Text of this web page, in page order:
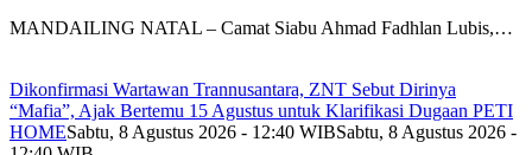
MANDAILING NATAL – Camat Siabu Ahmad Fadhlan Lubis,…
Dikonfirmasi Wartawan Trannusantara, ZNT Sebut Dirinya
“Mafia”, Ajak Bertemu 15 Agustus untuk Klarifikasi Dugaan PETI
HOMESabtu, 8 Agustus 2026 - 12:40 WIBSabtu, 8 Agustus 2026 -